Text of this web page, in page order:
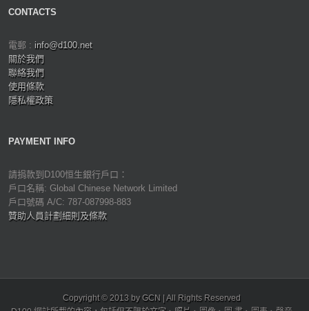
CONTACTS
電郵 : info@d100.net
關於我們
聯絡我們
使用條款
隱私權政策
PAYMENT INFO
請捐款到D100恒生銀行戶口：
戶口名稱: Global Chinese Network Limited
戶口號碼 A/C: 787-087998-883
贊助人員計劃細則及條款
Copyright © 2013 by GCN | All Rights Reserved